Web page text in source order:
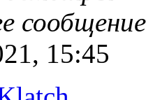
15:45